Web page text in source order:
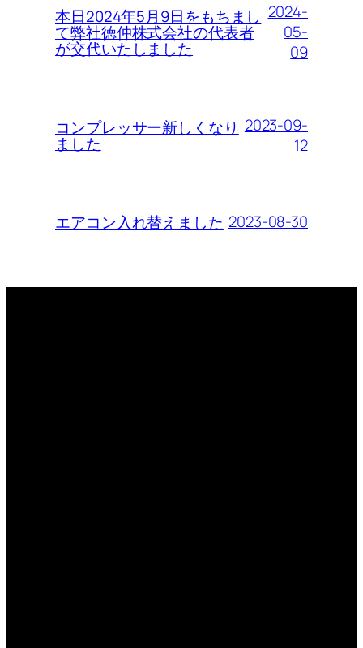
本日2024年5月9日をもちまし
て弊社徳仲株式会社の代表者
が交代いたしました
2024-
05-
09
コンプレッサー新しくなり
ました
2023-09-
12
エアコン入れ替えました 2023-08-30